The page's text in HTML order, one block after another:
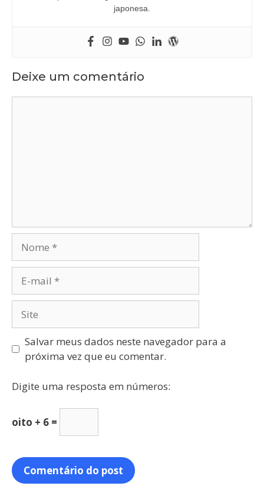
japonesa.
Deixe um comentário
Salvar meus dados neste navegador para a
próxima vez que eu comentar.
Digite uma resposta em números:
oito + 6 =